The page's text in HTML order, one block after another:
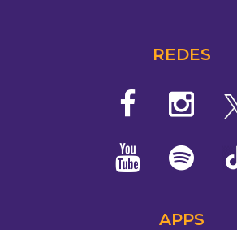
REDES
APPS